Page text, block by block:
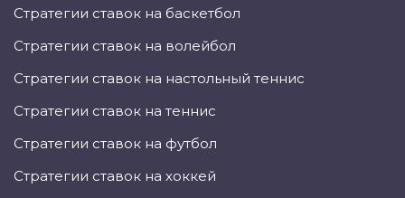
Стратегии ставок на баскетбол
Стратегии ставок на волейбол
Стратегии ставок на настольный теннис
Стратегии ставок на теннис
Стратегии ставок на футбол
Стратегии ставок на хоккей